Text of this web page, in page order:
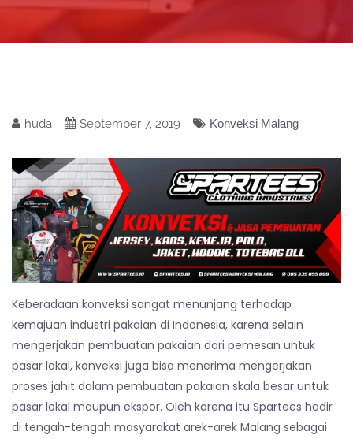
huda September 7, 2019 Konveksi Malang
Keberadaan konveksi sangat menunjang terhadap
kemajuan industri pakaian di Indonesia, karena selain
mengerjakan pembuatan pakaian dari pemesan untuk
pasar lokal, konveksi juga bisa menerima mengerjakan
proses jahit dalam pembuatan pakaian skala besar untuk
pasar lokal maupun ekspor. Oleh karena itu Spartees hadir
di tengah-tengah masyarakat arek-arek Malang sebagai